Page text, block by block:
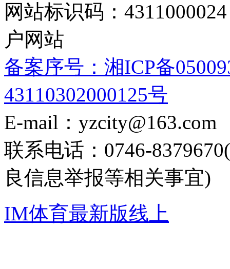
网站标识码：
户网站
备案序号：湘ICP备
43110302000125号
E-mail：yzcity@163.com
联系电话：0746-
良信息举报等相关事宜)
IM体育最新版线上